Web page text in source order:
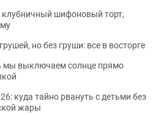
шифоновый торт,
но без груши: все в восторге
мы выключаем солнце прямо
куда тайно рвануть с детьми без
жары